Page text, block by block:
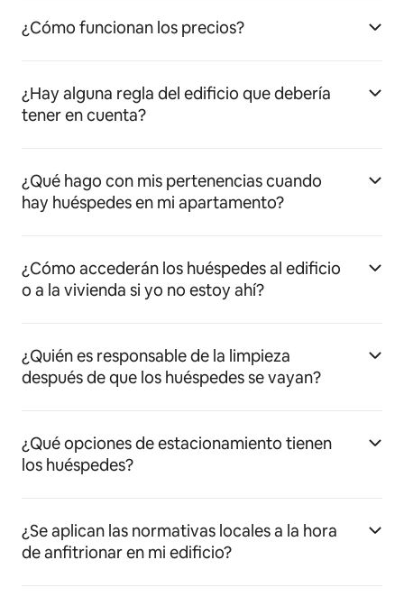
¿Cómo funcionan los precios?
¿Hay alguna regla del edificio que debería
tener en cuenta?
¿Qué hago con mis pertenencias cuando
hay huéspedes en mi apartamento?
¿Cómo accederán los huéspedes al edificio
o a la vivienda si yo no estoy ahí?
¿Quién es responsable de la limpieza
después de que los huéspedes se vayan?
¿Qué opciones de estacionamiento tienen
los huéspedes?
¿Se aplican las normativas locales a la hora
de anfitrionar en mi edificio?